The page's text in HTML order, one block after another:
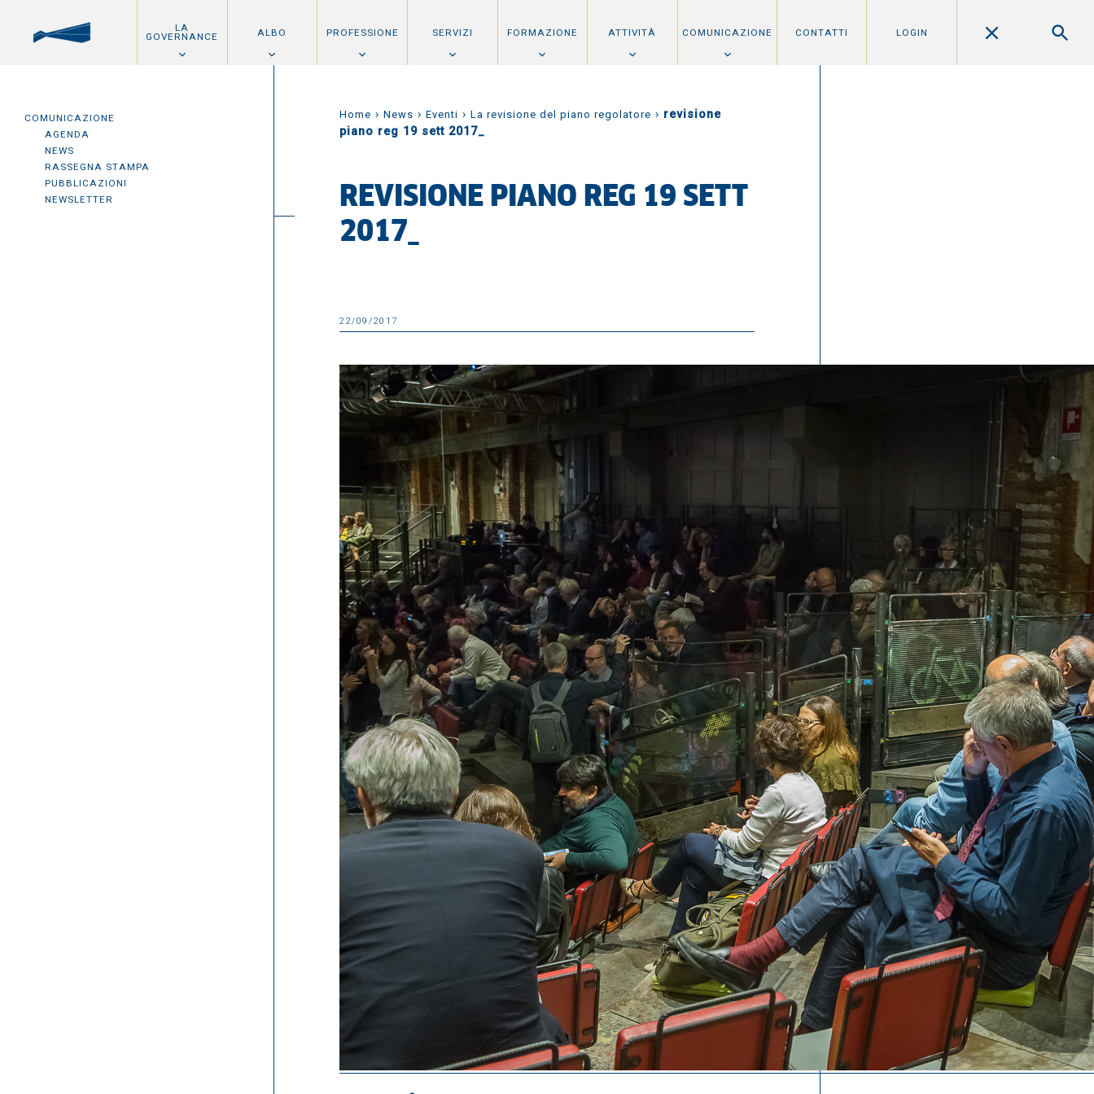
LA
GOVERNANCE ALBO PROFESSIONE SERVIZI FORMAZIONE ATTIVITÀ COMUNICAZIONE CONTATTI LOGIN
COMUNICAZIONE
AGENDA
NEWS
RASSEGNA STAMPA
PUBBLICAZIONI
NEWSLETTER
Home › News › Eventi › La revisione del piano regolatore › revisione
piano reg 19 sett 2017_
REVISIONE PIANO REG 19 SETT
2017_
22/09/2017